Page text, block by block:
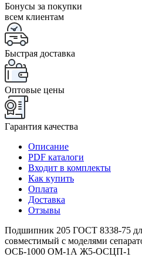
Бонусы за покупки
всем клиентам
Быстрая доставка
Оптовые цены
Гарантия качества
Описание
PDF каталоги
Входит в комплекты
Как купить
Оплата
Доставка
Отзывы
Подшипник 205 ГОСТ 8338-75
совместимый с моделями
ОСБ-1000 ОМ-1А Ж5-ОСЦП-1